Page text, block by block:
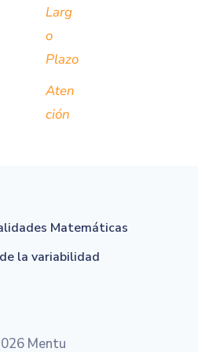
Larg
o
Plazo
Aten
ción
Matemáticas
la variabilidad
Mentu